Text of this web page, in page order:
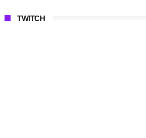
TWITCH